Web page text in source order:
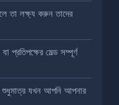
তা লক্ষ্য করুন তাদের
প্রতিপক্ষের মেল্ড সম্পূর্ণ
শুধুমাত্র যখন আপনি আপনার